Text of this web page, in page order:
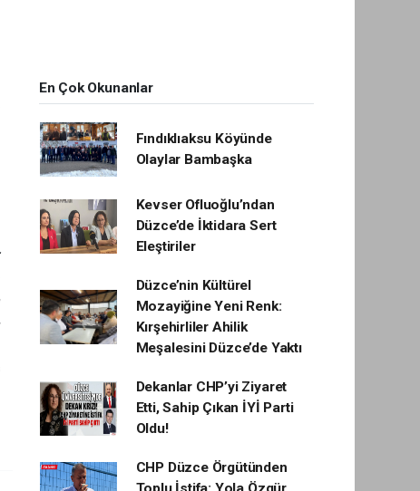
En Çok Okunanlar
Fındıklıaksu Köyünde
Olaylar Bambaşka
Kevser Ofluoğlu’ndan
Düzce’de İktidara Sert
Eleştiriler
Düzce’nin Kültürel
Mozayiğine Yeni Renk:
Kırşehirliler Ahilik
Meşalesini Düzce’de Yaktı
Dekanlar CHP’yi Ziyaret
Etti, Sahip Çıkan İYİ Parti
Oldu!
CHP Düzce Örgütünden